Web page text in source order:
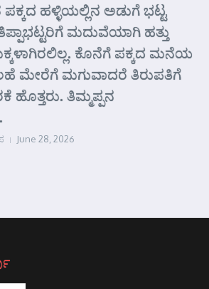
ಹಳ್ಳಿಯಲ್ಲಿನ ಅಡುಗೆ ಭಟ್ಟ
ಮದುವೆಯಾಗಿ ಹತ್ತು
ಕೊನೆಗೆ ಪಕ್ಕದ ಮನೆಯ
ಮೇರೆಗೆ ಮಗುವಾದರೆ ತಿರುಪತಿಗೆ
ತಿಮ್ಮಪ್ಪನ
June 28, 2026